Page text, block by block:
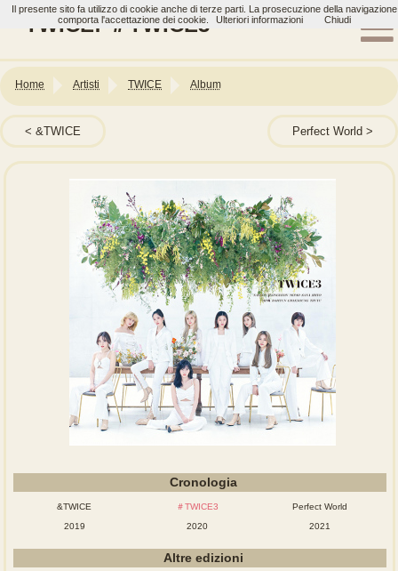
TWICE: ＃TWICE3
Home Artisti TWICE Album
&TWICE Perfect World
Cronologia
&TWICE
2019
＃TWICE3
2020
Perfect World
2021
Altre edizioni
Il presente sito fa utilizzo di cookie anche di terze parti. La prosecuzione della navigazione
comporta l'accettazione dei cookie.
Ulteriori informazioni Chiudi